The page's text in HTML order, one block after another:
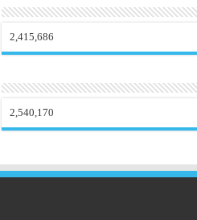
2,415,686
2,540,170